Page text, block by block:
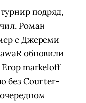
подряд,
Роман
с Джереми
обновили
markeloff
без Counter-